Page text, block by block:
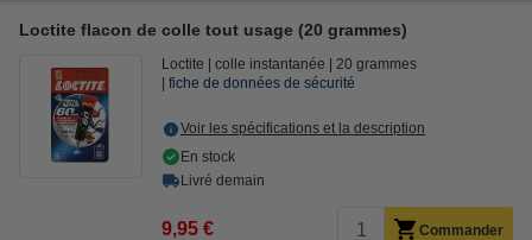
Loctite flacon de colle tout usage (20 grammes)
Loctite colle instantanée
20 grammes
fiche de données de sécurité
Voir les spécifications et la description
En stock
Livré demain
9,95 € Commander